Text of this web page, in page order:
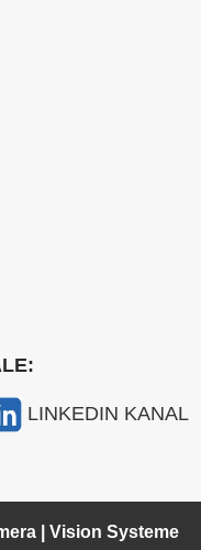
LINKEDIN KANAL
|Vision Systeme